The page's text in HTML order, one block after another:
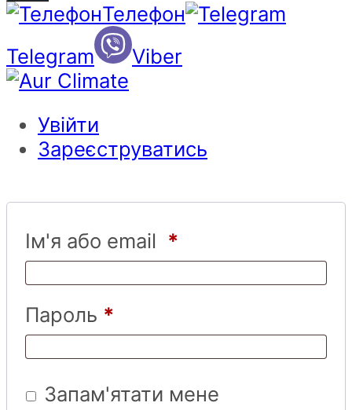
Телефон
Telegram
Viber
Увійти
Зареєструватись
Ім'я або email *
Пароль *
Запам'ятати мене